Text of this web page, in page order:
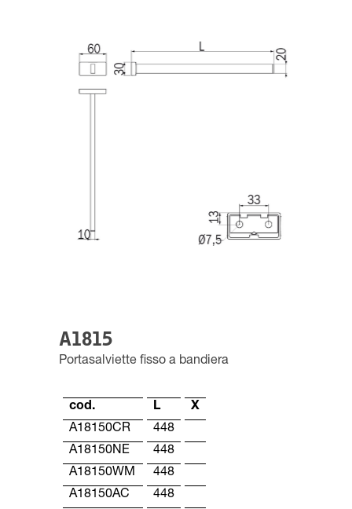
A1815
Portasalviette fisso a bandiera
cod. L
X
A18150CR
448
A18150NE
448
A18150WM
448
A18150AC
448